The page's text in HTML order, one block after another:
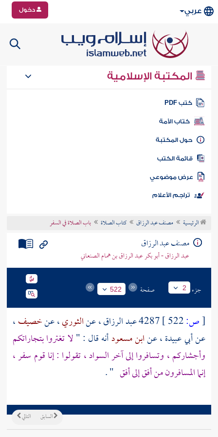
عربي دخول
المكتبة الإسلامية
كتب PDF
كتاب الأمة
المكتبة
الكتب
موضوعي
تراجم الأعلام
الرئيسية مصنف عبد الرزاق كتاب الصلاة باب الصلاة في السفر
مصنف عبد الرزاق
عبد الرزاق - أبو بكر عبد الرزاق بن همام الصنعاني
جزء 2 صفحة 522
[ص: 4287عبد الرزاق، عنالثوري، عنخصيف،
عنأبي عبيدة، عنابن مسعودأنه قال : "لا تغتروا بتجاراتكم
وأجشاركم ، وتسافروا إلى آخر السواد ، تقولوا : إنا قوم سفر ،
إنما المسافرون من أفق إلى أفق " .
التالي السابق